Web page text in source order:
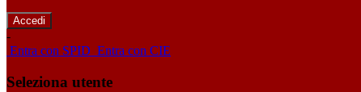
-
Entra con SPID Entra con CIE
Seleziona utente